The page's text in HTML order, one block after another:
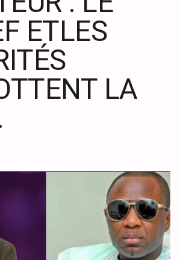
ETLES
LA